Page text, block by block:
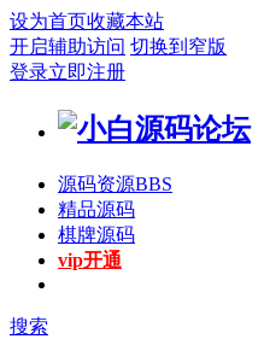
设为首页收藏本站
开启辅助访问 切换到窄版
登录立即注册
源码资源BBS
精品源码
棋牌源码
vip开通
搜索